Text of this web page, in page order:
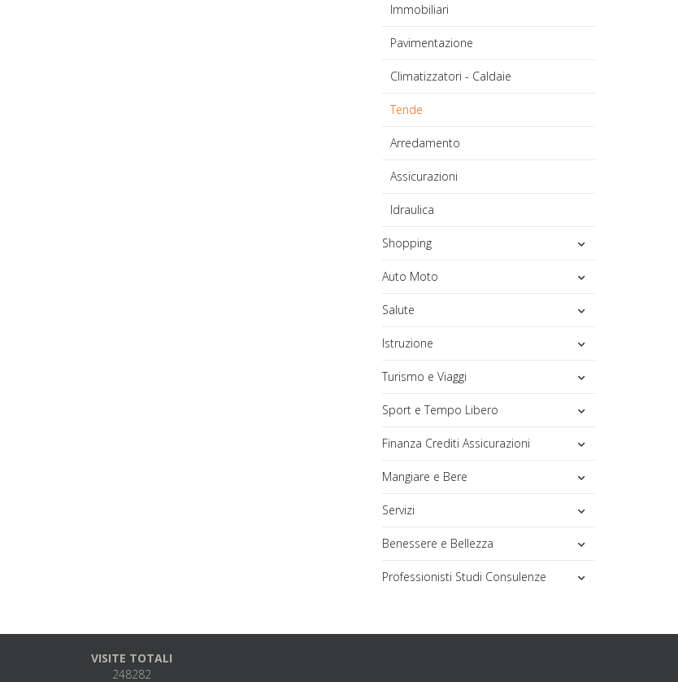
Immobiliari
Pavimentazione
Climatizzatori - Caldaie
Tende
Arredamento
Assicurazioni
Idraulica
Shopping
Auto Moto
Salute
Istruzione
Turismo e Viaggi
Sport e Tempo Libero
Finanza Crediti Assicurazioni
Mangiare e Bere
Servizi
Benessere e Bellezza
Professionisti Studi Consulenze
VISITE TOTALI
248282